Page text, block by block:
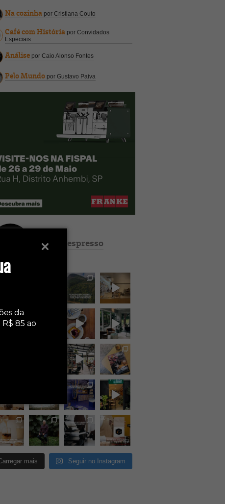
da
R$ 85 ao
Na cozinha por Cristiana Couto
Café com História por Convidados
Especiais
Análise por Caio Alonso Fontes
Pelo Mundo por Gustavo Paiva
revistaespresso
mais Seguir no Instagram